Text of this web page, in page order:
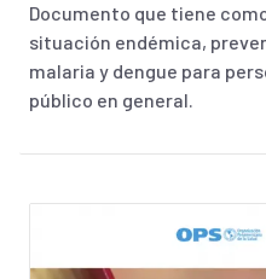
Documento que tiene
situación endémica,
malaria y dengue para
público en general.